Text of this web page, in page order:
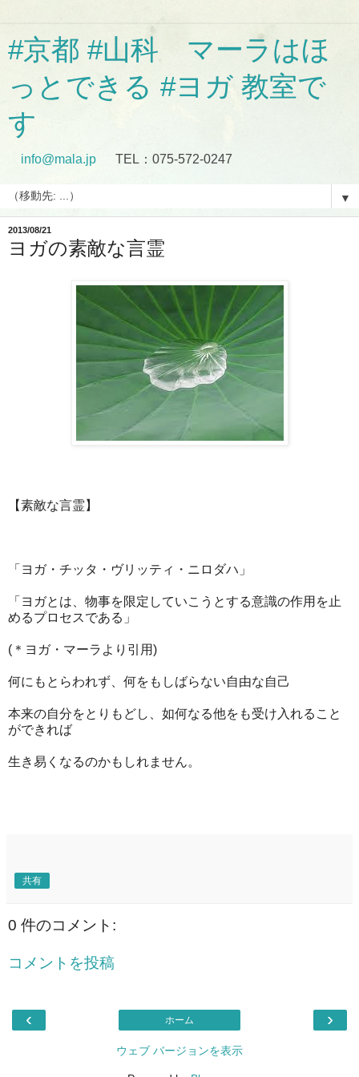
#京都 #山科 マーラはほ
っとできる #ヨガ 教室で
す
info@mala.jp TEL：075-572-0247
▼
2013/08/21
ヨガの素敵な言霊
【素敵な言霊】
「ヨガ・チッタ・ヴリッティ・ニロダハ」
「ヨガとは、物事を限定していこうとする意識の作用を止
めるプロセスである」
(＊ヨガ・マーラより引用)
何にもとらわれず、何をもしばらない自由な自己
本来の自分をとりもどし、如何なる他をも受け入れること
ができれば
生き易くなるのかもしれません。
共有
0 件のコメント:
コメントを投稿
‹ ›
ホーム
ウェブ バージョンを表示